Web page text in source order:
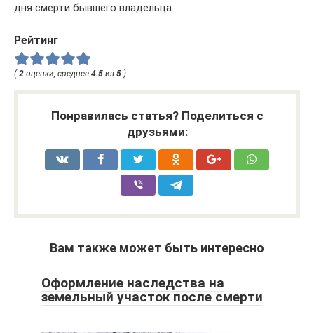
дня смерти бывшего владельца.
Рейтинг
(2 оценки, среднее 4.5 из 5 )
Понравилась статья? Поделиться с
друзьями:
Вам также может быть интересно
Оформление наследства на
земельный участок после смерти